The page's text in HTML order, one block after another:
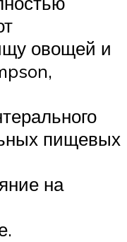
овощей и
пищевых
на